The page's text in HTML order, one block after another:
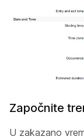
Započnite
U zakazano